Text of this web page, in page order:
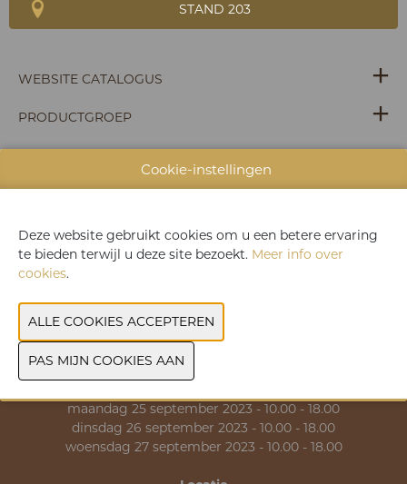
STAND 203
WEBSITE CATALOGUS
PRODUCTGROEP
>> Praktische informatie
>> Contact
Data & Openingsuren
maandag 25 september 2023 - 10.00 - 18.00
dinsdag 26 september 2023 - 10.00 - 18.00
woensdag 27 september 2023 - 10.00 - 18.00
Cookie-instellingen
Deze website gebruikt cookies om u een betere ervaring
te bieden terwijl u deze site bezoekt. Meer info over
cookies.